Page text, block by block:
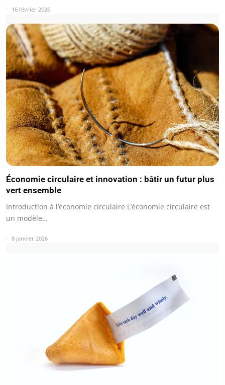
16 février 2026
Économie circulaire et innovation : bâtir un futur plus
vert ensemble
Introduction à l’économie circulaire L’économie circulaire est
un modèle…
8 janvier 2026